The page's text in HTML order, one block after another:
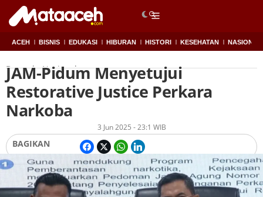
ACEH BISNIS EDUKASI HIBURAN HISTORI KESEHATAN NASIONAL
Beranda Nasional
JAM-Pidum Menyetujui
Restorative Justice Perkara
Narkoba
3 Jun 2025 - 23:1 WIB
BAGIKAN